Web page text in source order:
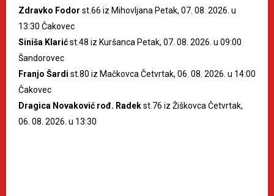
Zdravko Fodor st.66 iz Mihovljana Petak, 07. 08. 2026. u
13:30 Čakovec
Siniša Klarićst.48 iz Kuršanca Petak, 07. 08. 2026. u 09:00
Šandorovec
Franjo Šardi st.80 iz Mačkovca Četvrtak, 06. 08. 2026. u 14:00
Čakovec
Dragica Novaković rođ. Radekst.76 iz Žiškovca Četvrtak,
06. 08. 2026. u 13:30